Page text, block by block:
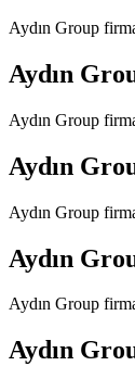
Aydın Group
Aydın
Aydın Group
Aydın
Aydın Group
Aydın
Aydın Group
Aydın